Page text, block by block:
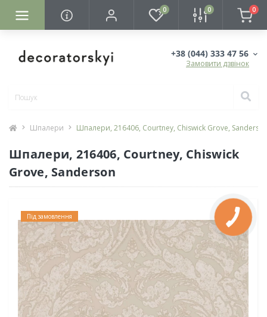
0 0 0
+38 (044) 333 47 56
Замовити дзвінок
Шпалери Шпалери, 216406, Courtney, Chiswick Grove,
Шпалери, 216406, Courtney, Chiswick
Grove, Sanderson
Під замовлення